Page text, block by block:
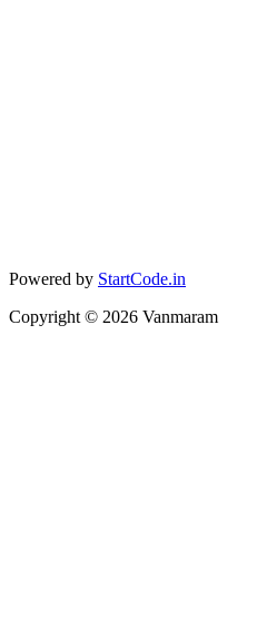
Powered by StartCode.in
Copyright © 2026 Vanmaram